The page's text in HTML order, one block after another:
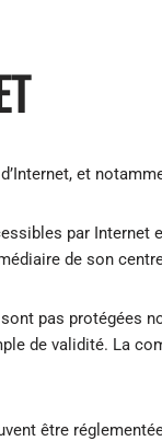
et
par
de son
pas protégées
de validité. La
être